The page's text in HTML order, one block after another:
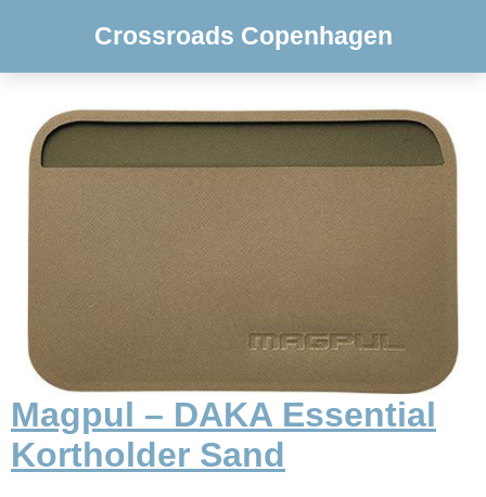
Crossroads Copenhagen
Magpul – DAKA Essential
Kortholder Sand